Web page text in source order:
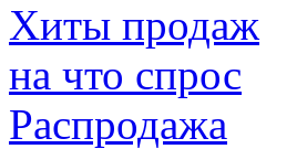
Хиты продаж
на что спрос
Распродажа